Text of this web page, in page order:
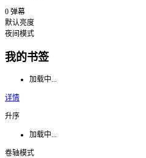
0 弹幕
默认亮度
夜间模式
我的书签
加载中...
详情
升序
加载中...
卷轴模式